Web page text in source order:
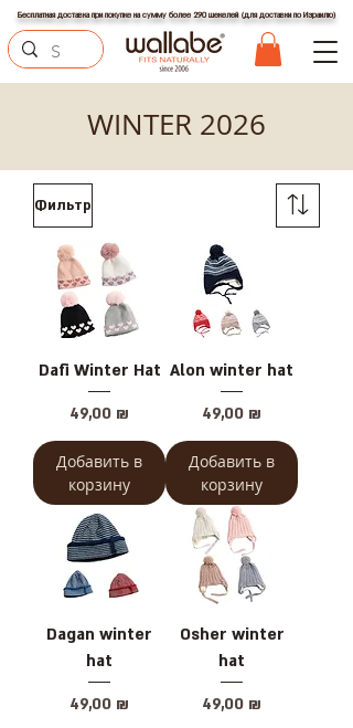
Бесплатная доставка при покупке на сумму более 290 шекелей (для доставки по Израилю)
WINTER 2026
Фильтр
Dafi Winter Hat
Цена
49,00 ₪
Добавить в
корзину
Alon winter hat
Цена
49,00 ₪
Добавить в
корзину
Dagan winter
hat
Цена
49,00 ₪
Osher winter
hat
Цена
49,00 ₪